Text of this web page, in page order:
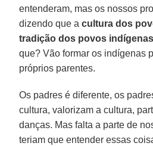
entenderam, mas os nossos
dizendo que acultura dos
tradição dos povos indígenas
que? Vão formar os indígenas
próprios parentes.
Os padres é diferente, os
cultura, valorizam a cultura,
danças. Mas falta a parte de
teriam que entender essas